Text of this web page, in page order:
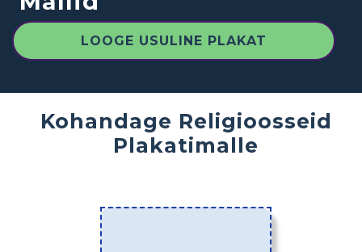
LOOGE USULINE PLAKAT
Kohandage Religioosseid
Plakatimalle